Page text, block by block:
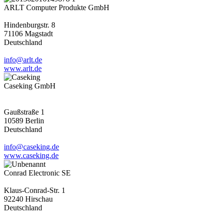
ARLT Computer Produkte GmbH
Hindenburgstr. 8
71106 Magstadt
Deutschland
info@arlt.de
www.arlt.de
Caseking GmbH
Gaußstraße 1
10589 Berlin
Deutschland
info@caseking.de
www.caseking.de
Conrad Electronic SE
Klaus-Conrad-Str. 1
92240 Hirschau
Deutschland